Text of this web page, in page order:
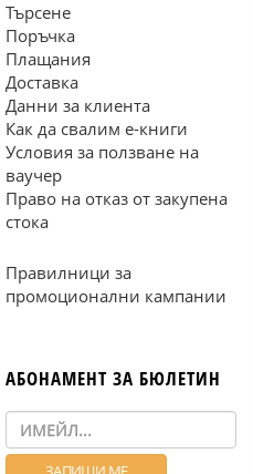
Търсене
Поръчка
Плащания
Доставка
Данни за клиента
Как да свалим е-книги
Условия за ползване на
ваучер
Право на отказ от закупена
стока
Правилници за
промоционални кампании
АБОНАМЕНТ ЗА БЮЛЕТИН